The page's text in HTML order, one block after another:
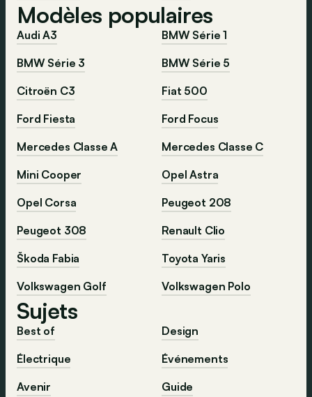
Modèles populaires
Audi A3
BMW Série 1
BMW Série 3
BMW Série 5
Citroën C3
Fiat 500
Ford Fiesta
Ford Focus
Mercedes Classe A
Mercedes Classe C
Mini Cooper
Opel Astra
Opel Corsa
Peugeot 208
Peugeot 308
Renault Clio
Škoda Fabia
Toyota Yaris
Volkswagen Golf
Volkswagen Polo
Sujets
Best of
Design
Électrique
Événements
Avenir
Guide